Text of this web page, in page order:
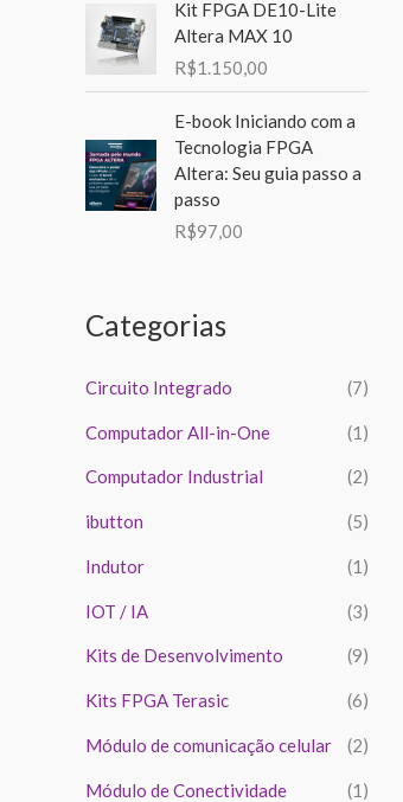
Kit FPGA DE10-Lite
Altera MAX 10
R$1.150,00
E-book Iniciando com a
Tecnologia FPGA
Altera: Seu guia passo a
passo
R$97,00
Categorias
Circuito Integrado (7)
Computador All-in-One (1)
Computador Industrial (2)
ibutton (5)
Indutor (1)
IOT / IA (3)
Kits de Desenvolvimento (9)
Kits FPGA Terasic (6)
Módulo de comunicação celular (2)
Módulo de Conectividade (1)
o